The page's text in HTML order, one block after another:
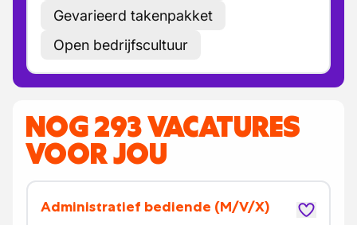
Gevarieerd takenpakket
Open bedrijfscultuur
NOG 293 VACATURES
VOOR JOU
Administratief bediende (M/V/X)